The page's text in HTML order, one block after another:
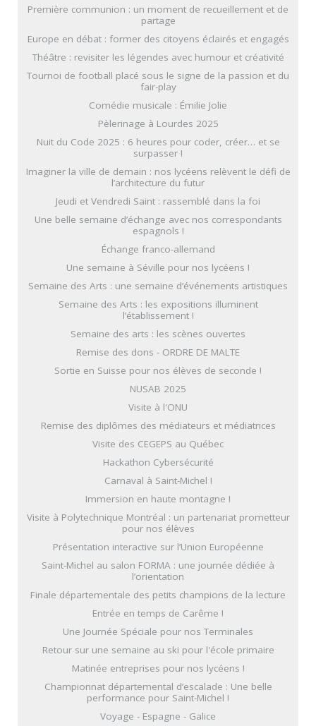
Première communion : un moment de recueillement et de
partage
Europe en débat : former des citoyens éclairés et engagés
Théâtre : revisiter les légendes avec humour et créativité
Tournoi de football placé sous le signe de la passion et du
fair-play
Comédie musicale : Émilie Jolie
Pèlerinage à Lourdes 2025
Nuit du Code 2025 : 6 heures pour coder, créer… et se
surpasser !
Imaginer la ville de demain : nos lycéens relèvent le défi de
l’architecture du futur
Jeudi et Vendredi Saint : rassemblé dans la foi
Une belle semaine d’échange avec nos correspondants
espagnols !
Échange franco-allemand
Une semaine à Séville pour nos lycéens !
Semaine des Arts : une semaine d’événements artistiques
Semaine des Arts : les expositions illuminent
l’établissement !
Semaine des arts : les scènes ouvertes
Remise des dons - ORDRE DE MALTE
Sortie en Suisse pour nos élèves de seconde !
NUSAB 2025
Visite à l'ONU
Remise des diplômes des médiateurs et médiatrices
Visite des CEGEPS au Québec
Hackathon Cybersécurité
Carnaval à Saint-Michel !
Immersion en haute montagne !
Visite à Polytechnique Montréal : un partenariat prometteur
pour nos élèves
Présentation interactive sur l’Union Européenne
Saint-Michel au salon FORMA : une journée dédiée à
l’orientation
Finale départementale des petits champions de la lecture
Entrée en temps de Carême !
Une Journée Spéciale pour nos Terminales
Retour sur une semaine au ski pour l'école primaire
Matinée entreprises pour nos lycéens !
Championnat départemental d’escalade : Une belle
performance pour Saint-Michel !
Voyage - Espagne - Galice